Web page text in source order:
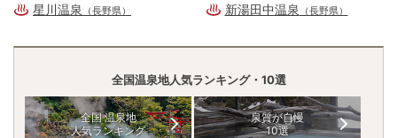
星川温泉 （長野県） 新湯田中温泉 （長野県）
全国温泉地人気ランキング・10選
全国 温泉地
人気ランキング
泉質が自慢
10選